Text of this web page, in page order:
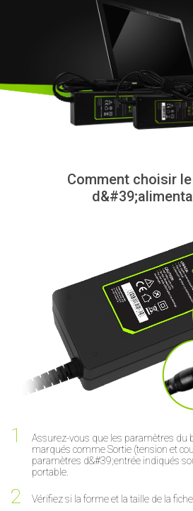
Comment choisir
Assurez-vous que les paramètres du
marqués comme Sortie (tension et
paramètres d&#39;entrée indiqués
portable.
Vérifiez si la forme et la taille de la